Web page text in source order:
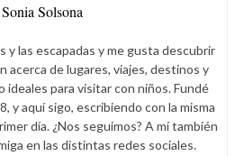
Sonia Solsona
y las escapadas y me gusta descubrir
acerca de lugares, viajes, destinos y
para visitar con niños. Fundé
y aquí sigo, escribiendo con la misma
día. ¿Nos seguimos? A mí también
en las distintas redes sociales.